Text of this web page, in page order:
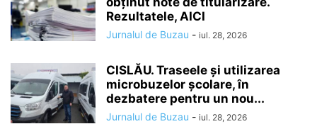
Rezultatele, AICI
Jurnalul de Buzau - iul. 28, 2026
CISLĂU. Traseele și utilizarea
microbuzelor școlare, în
dezbatere pentru un nou...
Jurnalul de Buzau - iul. 28, 2026